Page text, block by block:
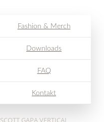
Fashion & Merch
Downloads
FAQ
Kontakt
SCOTT GAPA VERTICAL